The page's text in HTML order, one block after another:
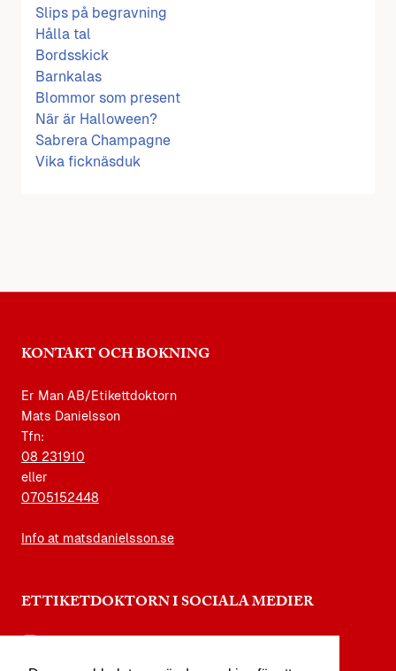
Slips på begravning
Hålla tal
Bordsskick
Barnkalas
Blommor som present
När är Halloween?
Sabrera Champagne
Vika ficknäsduk
KONTAKT OCH BOKNING
Er Man AB/Etikettdoktorn
Mats Danielsson
Tfn:
08 231910
eller
0705152448
Info at matsdanielsson.se
ETTIKETDOKTORN I SOCIALA MEDIER